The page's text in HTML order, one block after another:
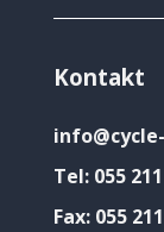
Kontakt
Tel: 055
Fax: 055